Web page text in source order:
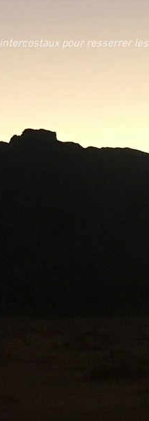
pour resserrer les